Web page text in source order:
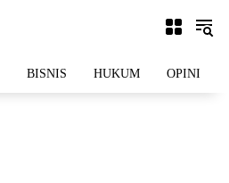
BISNIS HUKUM OPINI